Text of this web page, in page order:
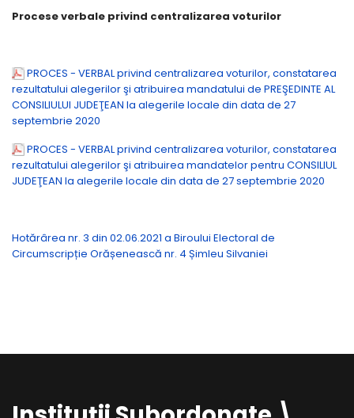
Procese verbale privind centralizarea voturilor
PROCES - VERBAL privind centralizarea voturilor, constatarea
rezultatului alegerilor şi atribuirea mandatului de PREŞEDINTE AL
CONSILIULUI JUDEŢEAN Ia alegerile locale din data de 27
septembrie 2020
PROCES - VERBAL privind centralizarea voturilor, constatarea
rezultatului alegerilor şi atribuirea mandatelor pentru CONSILIUL
JUDEŢEAN Ia alegerile locale din data de 27 septembrie 2020
Hotărârea nr. 3 din 02.06.2021 a Biroului Electoral de
Circumscripție Orășenească nr. 4 Șimleu Silvaniei